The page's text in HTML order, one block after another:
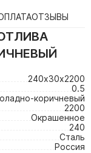
ОТЗЫВЫ
240х30х2200
0.5
коричневый
2200
Окрашенное
240
Сталь
Россия